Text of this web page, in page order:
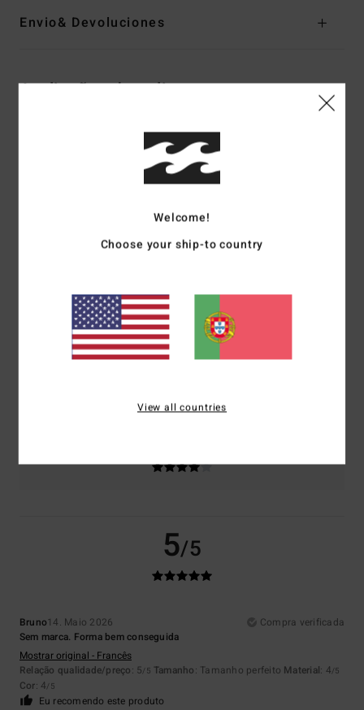
Envio& Devoluciones
Avaliações dos clientes
Pontuação média
5.0
baseado em1 avaliações verificadasdesde Maio 2026
Conforto
NaN
Relação qualidade/preço
5/5
Bruno14. Maio 2026
Compra verificada
Sem marca. Forma bem conseguida
Mostrar original - Francês
Relação qualidade/preço: 5/5 Tamanho: Tamanho perfeito Material: 4/5
Cor: 4/5
Eu recomendo este produto
Welcome!
Choose your ship-to country
View all countries